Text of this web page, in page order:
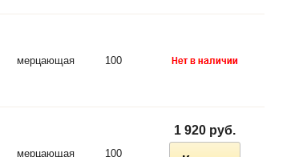
мерцающая 100
мерцающая 100
1 920 руб.